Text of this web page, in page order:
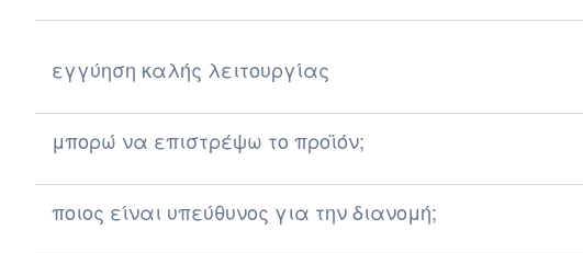
εγγύηση καλής λειτουργίας
μπορώ να επιστρέψω το προϊόν;
ποιος είναι υπεύθυνος για την διανομή;